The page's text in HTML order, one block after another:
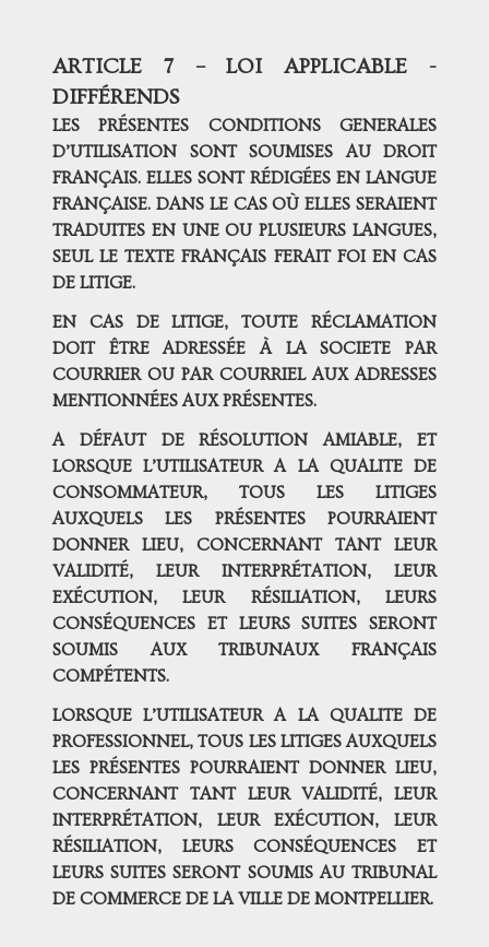
ARTICLE 7 – LOI APPLICABLE -
DIFFÉRENDS
LES PRÉSENTES CONDITIONS GENERALES
D’UTILISATION SONT SOUMISES AU DROIT
FRANÇAIS. ELLES SONT RÉDIGÉES EN LANGUE
FRANÇAISE. DANS LE CAS OÙ ELLES SERAIENT
TRADUITES EN UNE OU PLUSIEURS LANGUES,
SEUL LE TEXTE FRANÇAIS FERAIT FOI EN CAS
DE LITIGE.
EN CAS DE LITIGE, TOUTE RÉCLAMATION
DOIT ÊTRE ADRESSÉE À LA SOCIETE PAR
COURRIER OU PAR COURRIEL AUX ADRESSES
MENTIONNÉES AUX PRÉSENTES.
A DÉFAUT DE RÉSOLUTION AMIABLE, ET
LORSQUE L’UTILISATEUR A LA QUALITE DE
CONSOMMATEUR, TOUS LES LITIGES
AUXQUELS LES PRÉSENTES POURRAIENT
DONNER LIEU, CONCERNANT TANT LEUR
VALIDITÉ, LEUR INTERPRÉTATION, LEUR
EXÉCUTION, LEUR RÉSILIATION, LEURS
CONSÉQUENCES ET LEURS SUITES SERONT
SOUMIS AUX TRIBUNAUX FRANÇAIS
COMPÉTENTS.
LORSQUE L’UTILISATEUR A LA QUALITE DE
PROFESSIONNEL, TOUS LES LITIGES AUXQUELS
LES PRÉSENTES POURRAIENT DONNER LIEU,
CONCERNANT TANT LEUR VALIDITÉ, LEUR
INTERPRÉTATION, LEUR EXÉCUTION, LEUR
RÉSILIATION, LEURS CONSÉQUENCES ET
LEURS SUITES SERONT SOUMIS AU TRIBUNAL
DE COMMERCE DE LA VILLE DE MONTPELLIER.